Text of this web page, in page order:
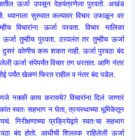
ऊर्जा उपसून देहयंत्रणेला पुरवतो. अखंड
ध्यानाला सुरुवात कल्यावर विचार उफाळून वर
विचारांना ऊर्जा परवता. विचार मालिका
तुम्हीच पुरवता. ठरवलंत तर तुम्हीच ऊर्जा
कोणीच करू शकत नाही. ऊर्जा पुरवठा बंद
ऊर्जा संपेपर्यंत विचार तग धरतात. आणि नंतर
पर्यंत खेळणं फिरत राहील व नंतर बंद पडेल.
नक्की काय करायचे? विचारांना दिलं जाणारं
स्वतः सहभाग न घेता, त्रयस्थाच्या भूमिकेतून
निरीक्षणाच्या प्रक्रियेद्वारे स्वतःचा सहभाग
बंद होतो. आधीची शिल्लक राहिलेली ऊर्जा